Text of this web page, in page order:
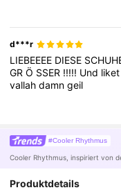
d***r
LIEBEEEE DIESE
GRÖ SSER !!!!! Und liket
vallahdamngeil
#Cooler Rhythmus
Cooler Rhythmus, inspiriert von
Produktdetails